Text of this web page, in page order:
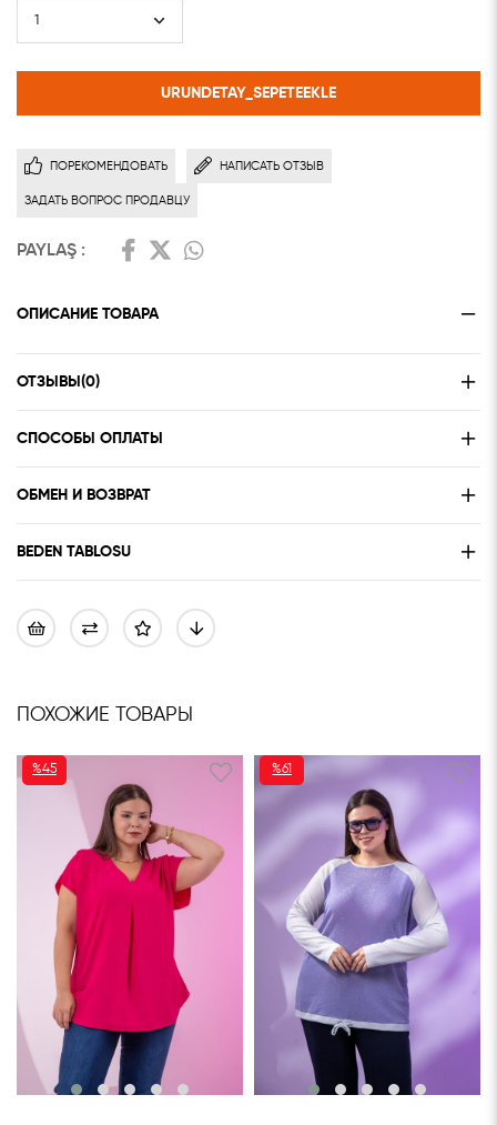
ПОРЕКОМЕНДОВАТЬ НАПИСАТЬ ОТЗЫВ
ЗАДАТЬ ВОПРОС ПРОДАВЦУ
PAYLAŞ :
ОПИСАНИЕ ТОВАРА
ОТЗЫВЫ (0)
СПОСОБЫ ОПЛАТЫ
ОБМЕН И ВОЗВРАТ
BEDEN TABLOSU
ПОХОЖИЕ ТОВАРЫ
%45
%45СКИДКА
%61